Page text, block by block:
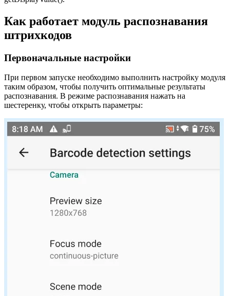
Как работает модуль распознавания
штрихкодов
Первоначальные настройки
При первом запуске необходимо выполнить настройку модуля
таким образом, чтобы получить оптимальные результаты
распознавания. В режиме распознавания нажать на
шестеренку, чтобы открыть параметры: